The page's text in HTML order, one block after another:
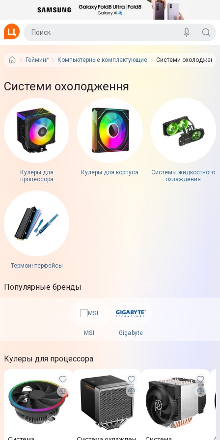
Гейминг Компьютерные комплектующие Системи
Системи охолодження
Кулеры для
процессора
Кулеры для корпуса
Системы жидкостного
охлаждения
Термоинтерфейсы
Популярные бренды
MSI Gigabyte
Кулеры для процессора